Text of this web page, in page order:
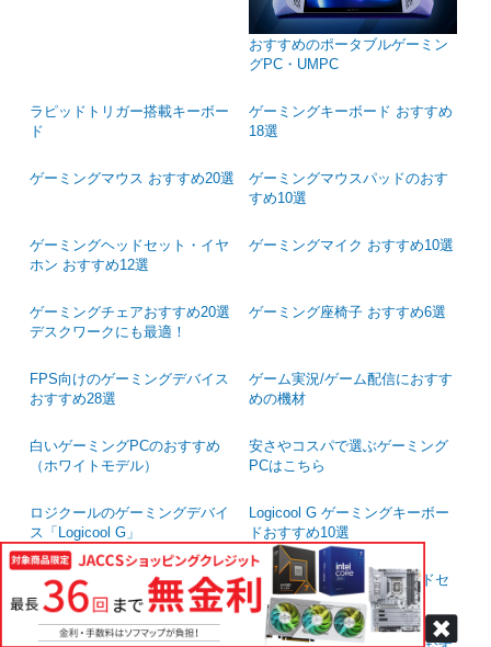
おすすめのポータブルゲーミン
グPC・UMPC
ラピッドトリガー搭載キーボー
ド
ゲーミングキーボード おすすめ
18選
ゲーミングマウス おすすめ20選
ゲーミングマウスパッドのおす
ゲーミングヘッドセット・イヤ
ホン おすすめ12選
ゲーミングマイク おすすめ10選
ゲーミングチェアおすすめ20選
デスクワークにも最適！
ゲーミング座椅子 おすすめ6選
FPS向けのゲーミングデバイス
おすすめ28選
ゲーム実況/ゲーム配信におすす
めの機材
白いゲーミングPCのおすすめ
（ホワイトモデル）
安さやコスパで選ぶゲーミング
PCはこちら